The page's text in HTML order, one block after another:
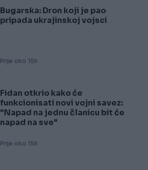
Bugarska: Dron koji je pao
pripada ukrajinskoj vojsci
Prije oko 15h
Fidan otkrio kako će
funkcionisati novi vojni savez:
"Napad na jednu članicu bit će
napad na sve"
Prije oko 15h